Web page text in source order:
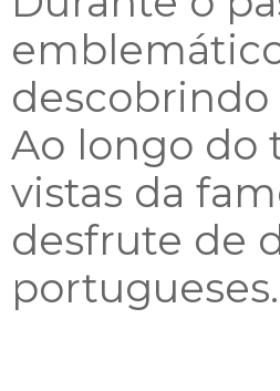
descobrindo
Ao longo do
vistas da
desfrute de